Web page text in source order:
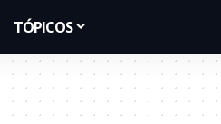
TÓPICOS